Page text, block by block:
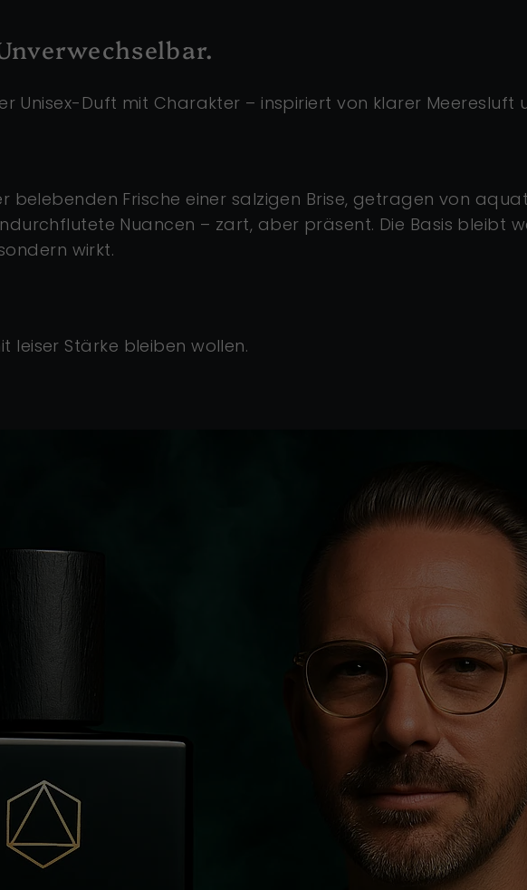
Unisex-Duft mit Charakter – inspiriert von klarer Meeresluft
Frische einer salzigen Brise, getragen von
Nuancen – zart, aber präsent. Die Basis bleibt
wirkt.
leiser Stärke bleiben wollen.